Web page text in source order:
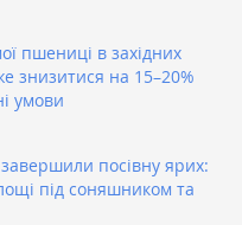
пшениці в західних
знизитися на 15–20%
умови
посівну ярих:
під соняшником та